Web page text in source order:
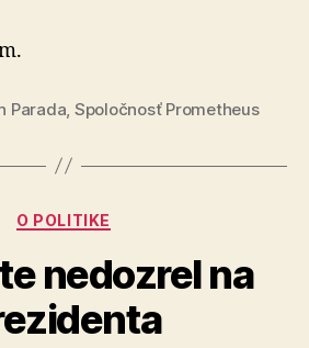
Parada Spoločnosť Prometheus
Kategórie
O POLITIKE
nedozrel na